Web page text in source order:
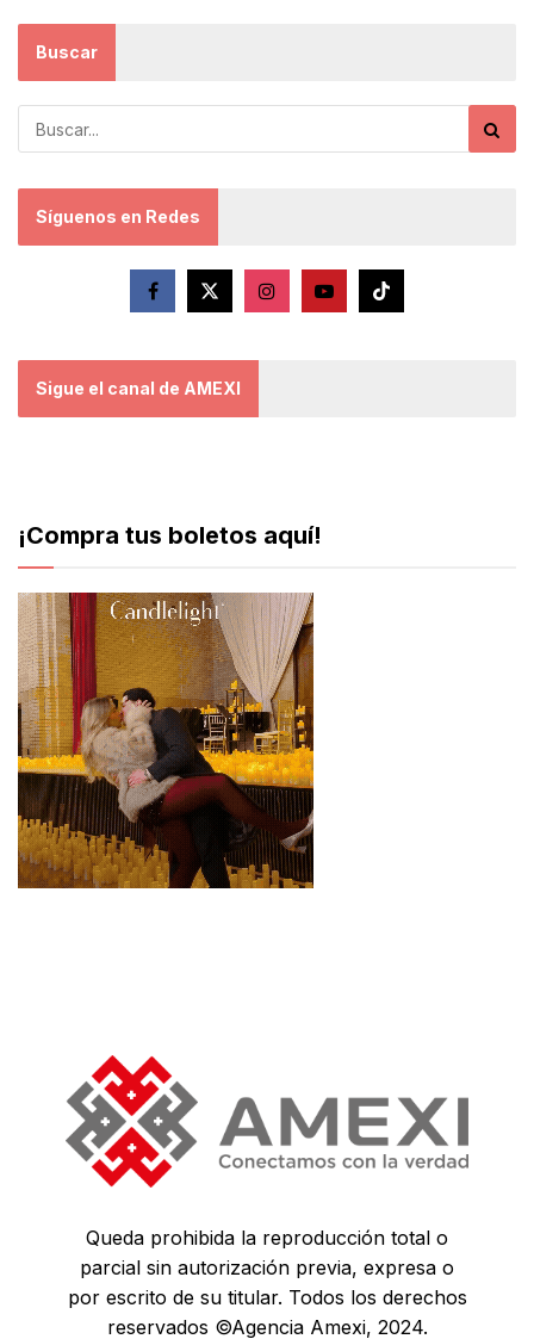
Buscar
Síguenos en Redes
Sigue el canal de AMEXI
¡Compra tus boletos aquí!
Queda prohibida la reproducción total o
parcial sin autorización previa, expresa o
por escrito de su titular. Todos los derechos
reservados ©Agencia Amexi, 2024.